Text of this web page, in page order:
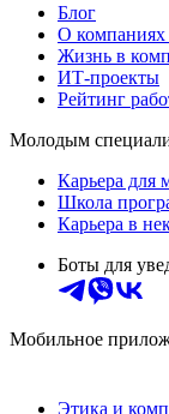
Блог
О компаниях
Жизнь в
ИТ-проекты
Рейтинг
Молодым
Карьера для
Школа
Карьера в
Боты для
Мобильное
Этика и